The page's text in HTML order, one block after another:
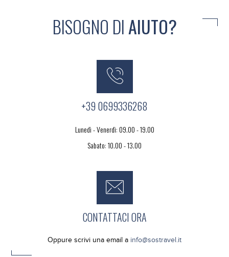
BISOGNO DIAIUTO?
+39 0699336268
Lunedì - Venerdì: 09.00 - 19.00
Sabato: 10.00 - 13.00
CONTATTACI ORA
Oppure scrivi una email a info@sostravel.it